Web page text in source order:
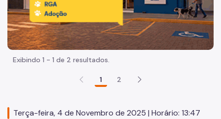
Quem é Quem
Organização
Agenda do Secretário
Imprensa
Exibindo 1 - 1 de 2 resultados.
1 2
Terça-feira, 4 de Novembro de 2025 | Horário: 13:47